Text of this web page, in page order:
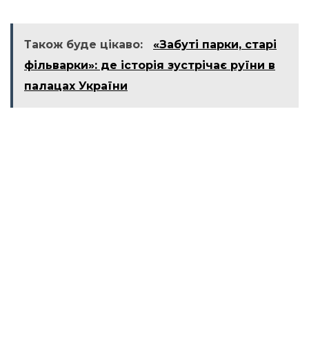
Також буде цікаво:
«Забуті парки, старі
фільварки»: де історія зустрічає руїни в
палацах України